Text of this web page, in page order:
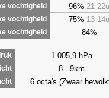
vochtigheid 96% 21-22u
vochtigheid 75% 13-14u
vochtigheid 84%
1.005,9 hPa
8 - 9km
6 octa's (Zwaar